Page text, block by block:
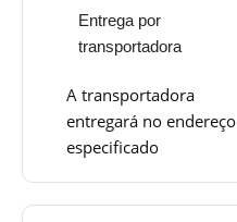
Entrega por
transportadora
A transportadora
entregará no endereço
especificado